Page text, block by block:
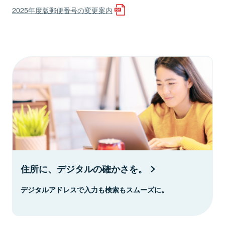
2025年度版郵便番号の変更案内
住所に、デジタルの確かさを。
デジタルアドレスで入力も検索もスムーズに。